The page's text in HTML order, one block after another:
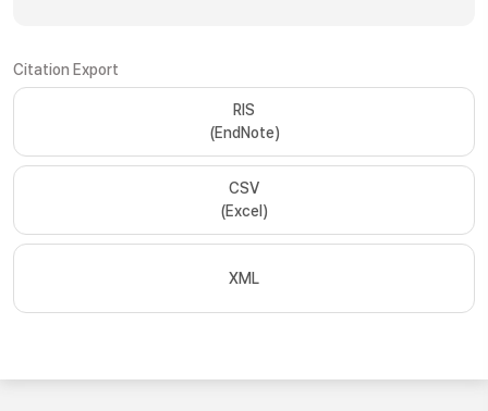
Citation Export
RIS
(EndNote)
CSV
(Excel)
XML